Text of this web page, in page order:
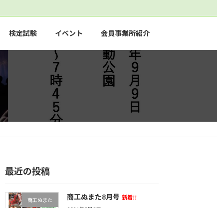
検定試験 イベント 会員事業所紹介
最近の投稿
商工ぬまた 商工ぬまた8月号 新着!!